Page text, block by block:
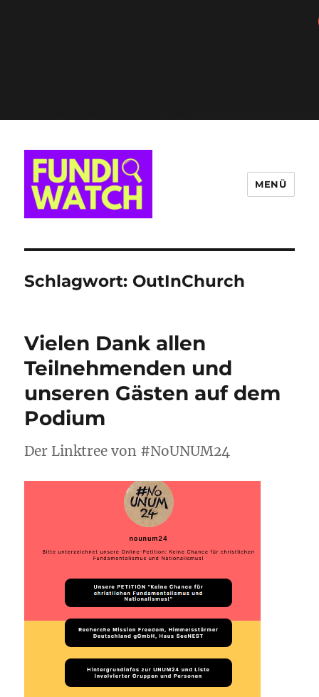
MENÜ
Schlagwort: OutInChurch
Vielen Dank allen
Teilnehmenden und
unseren Gästen auf dem
Podium
Der Linktree von #NoUNUM24